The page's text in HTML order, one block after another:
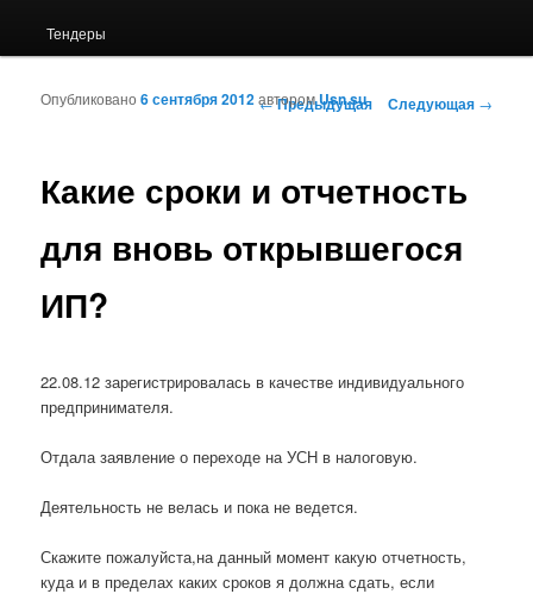
Тендеры
Навигация по записям
←Предыдущая Следующая →
Какие сроки и отчетность
для вновь открывшегося
ИП?
Опубликовано6 сентября 2012авторомUsn.su
22.08.12 зарегистрировалась в качестве индивидуального
предпринимателя.
Отдала заявление о переходе на УСН в налоговую.
Деятельность не велась и пока не ведется.
Скажите пожалуйста,на данный момент какую отчетность,
куда и в пределах каких сроков я должна сдать, если